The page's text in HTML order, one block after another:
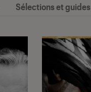
Sélections et guides